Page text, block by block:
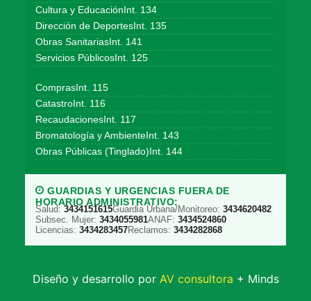
Cultura y EducaciónInt. 134
Dirección de DeportesInt. 135
Obras SanitariasInt. 141
Servicios PúblicosInt. 125
ComprasInt. 115
CatastroInt. 116
RecaudacionesInt. 117
Bromatología y AmbienteInt. 143
Obras Públicas (Tinglado)Int. 144
GUARDIAS Y URGENCIAS FUERA DE
HORARIO ADMINISTRATIVO:
Salud: 3434151615Guardia Urbana/Monitoreo: 3434620482
Subsec. Mujer: 3434055981ANAF: 3434524860
Licencias: 3434283457Reclamos: 3434282868
Diseño y desarrollo por AV consultora + Minds